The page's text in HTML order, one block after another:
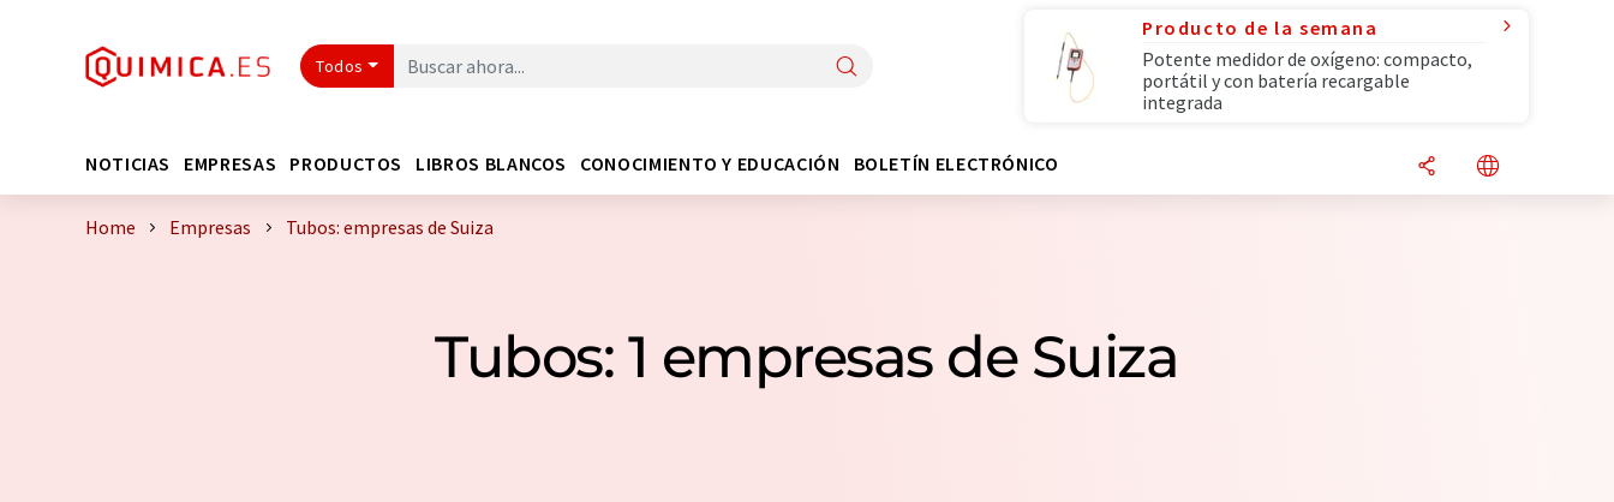
Todos
Producto de la semana
Potente medidor de oxígeno: compacto,
portátil y con batería recargable
integrada
NOTICIAS EMPRESAS PRODUCTOS LIBROS BLANCOS CONOCIMIENTO Y EDUCACIÓN BOLETÍN ELECTRÓNICO
Home Empresas Tubos: empresas de Suiza
Tubos: 1 empresas de Suiza